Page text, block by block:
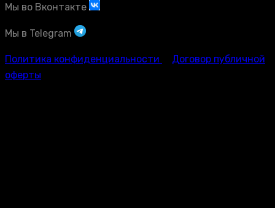
Мы во Вконтакте
Мы в Telegram
Политика конфиденциальности
Договор публичной
оферты